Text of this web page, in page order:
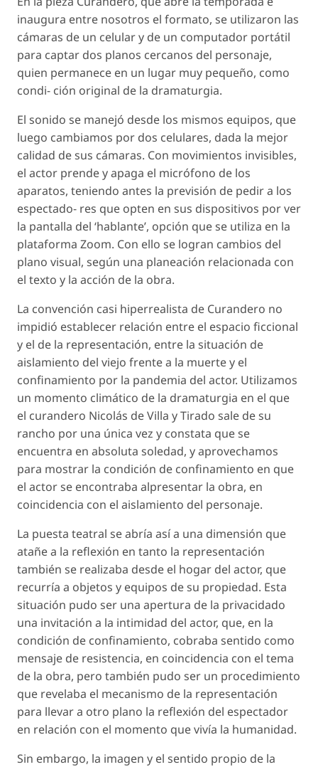
inaugura entre nosotros el formato, se utilizaron las
cámaras de un celular y de un computador portátil
para captar dos planos cercanos del personaje,
quien permanece en un lugar muy pequeño, como
condi- ción original de la dramaturgia.
El sonido se manejó desde los mismos equipos, que
luego cambiamos por dos celulares, dada la mejor
calidad de sus cámaras. Con movimientos invisibles,
el actor prende y apaga el micrófono de los
aparatos, teniendo antes la previsión de pedir a los
espectado- res que opten en sus dispositivos por ver
la pantalla del ‘hablante’, opción que se utiliza en la
plataforma Zoom. Con ello se logran cambios del
plano visual, según una planeación relacionada con
el texto y la acción de la obra.
La convención casi hiperrealista de Curandero no
impidió establecer relación entre el espacio ficcional
y el de la representación, entre la situación de
aislamiento del viejo frente a la muerte y el
confinamiento por la pandemia del actor. Utilizamos
un momento climático de la dramaturgia en el que
el curandero Nicolás de Villa y Tirado sale de su
rancho por una única vez y constata que se
encuentra en absoluta soledad, y aprovechamos
para mostrar la condición de confinamiento en que
el actor se encontraba alpresentar la obra, en
coincidencia con el aislamiento del personaje.
La puesta teatral se abría así a una dimensión que
atañe a la reflexión en tanto la representación
también se realizaba desde el hogar del actor, que
recurría a objetos y equipos de su propiedad. Esta
situación pudo ser una apertura de la privacidado
una invitación a la intimidad del actor, que, en la
condición de confinamiento, cobraba sentido como
mensaje de resistencia, en coincidencia con el tema
de la obra, pero también pudo ser un procedimiento
que revelaba el mecanismo de la representación
para llevar a otro plano la reflexión del espectador
en relación con el momento que vivía la humanidad.
Sin embargo, la imagen y el sentido propio de la